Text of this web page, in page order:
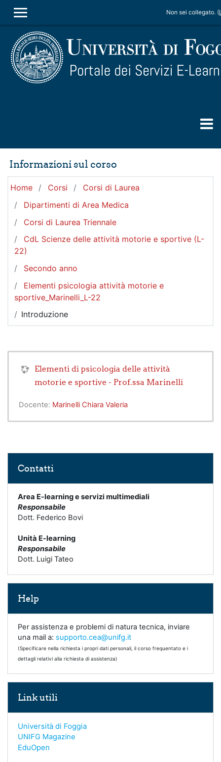
PANNELLO LATERALE
Non sei collegato. (
Informazioni sul corso
Home Corsi
Corsi di Laurea
Dipartimenti di Area Medica
Corsi di Laurea Triennale
CdL Scienze delle attività motorie e sportive (L-
22)
Secondo anno
Elementi psicologia attività motorie e
sportive_Marinelli_L-22
Introduzione
Elementi di psicologia delle attività
motorie e sportive - Prof.ssa Marinelli
Docente: Marinelli Chiara Valeria
Contatti
Area E-learning e servizi multimediali
Responsabile
Dott. Federico Bovi
Unità E-learning
Responsabile
Dott. Luigi Tateo
Help
Per assistenza e problemi di natura tecnica, inviare
una mail a: supporto.cea@unifg.it
(Specificare nella richiesta i propri dati personali, il corso frequentato e i
dettagli relativi alla richiesta di assistenza)
Link utili
Università di Foggia
UNIFG Magazine
EduOpen